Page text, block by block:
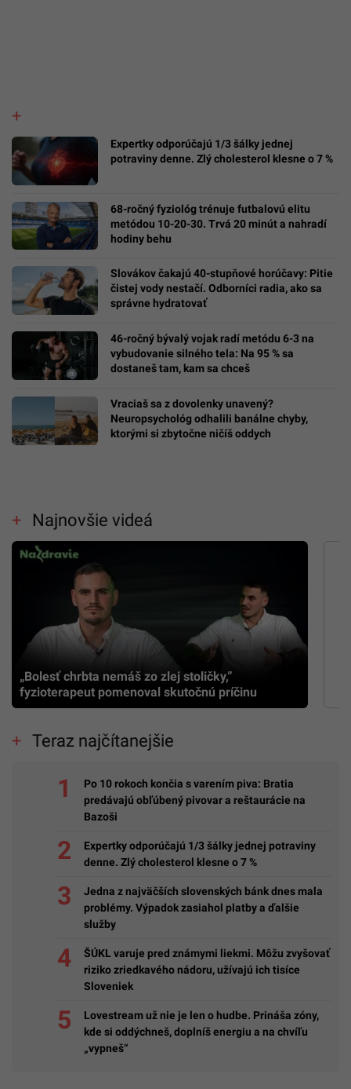
Expertky odporúčajú 1/3 šálky jednej
potraviny denne. Zlý cholesterol klesne o 7 %
68-ročný fyziológ trénuje futbalovú elitu
metódou 10-20-30. Trvá 20 minút a nahradí
hodiny behu
Slovákov čakajú 40-stupňové horúčavy: Pitie
čistej vody nestačí. Odborníci radia, ako sa
správne hydratovať
46-ročný bývalý vojak radí metódu 6-3 na
vybudovanie silného tela: Na 95 % sa
dostaneš tam, kam sa chceš
Vraciaš sa z dovolenky unavený?
Neuropsychológ odhalili banálne chyby,
ktorými si zbytočne ničíš oddych
Najnovšie videá
„Bolesť chrbta nemáš zo zlej stoličky,”
fyzioterapeut pomenoval skutočnú príčinu
Teraz najčítanejšie
Po 10 rokoch končia s varením piva: Bratia
predávajú obľúbený pivovar a reštaurácie na
Bazoši
Expertky odporúčajú 1/3 šálky jednej potraviny
denne. Zlý cholesterol klesne o 7 %
Jedna z najväčších slovenských bánk dnes mala
problémy. Výpadok zasiahol platby a ďalšie
služby
ŠÚKL varuje pred známymi liekmi. Môžu zvyšovať
riziko zriedkavého nádoru, užívajú ich tisíce
Sloveniek
Lovestream už nie je len o hudbe. Prináša zóny,
kde si oddýchneš, doplníš energiu a na chvíľu
„vypneš“